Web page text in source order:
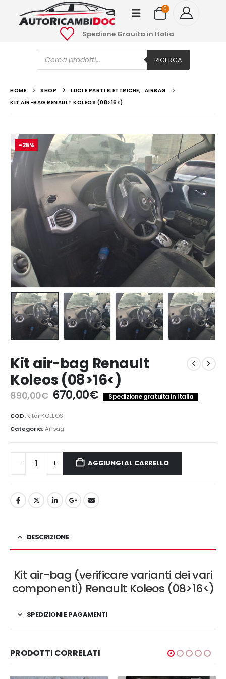
0
Spedione Grauita in Italia
Ricerca
prodotti RICERCA
HOME SHOP LUCI E PARTI ELETTRICHE, AIRBAG
KIT AIR-BAG RENAULT KOLEOS (08>16<)
-25%
Kit air-bag Renault
Koleos (08>16<)
890,00€ Il
prezzo
originale
era:
890,00€.
670,00€Il
prezzo
670,00€.
Spedizione gratuita in Italia
COD: kitairKOLEOS
Categoria:Airbag
AGGIUNGI AL CARRELLO
DESCRIZIONE
Kit air-bag (verificare varianti dei vari
componenti) Renault Koleos (08>16<)
SPEDIZIONI E PAGAMENTI
PRODOTTI CORRELATI